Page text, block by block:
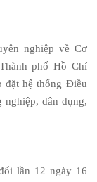
nghiệp về Cơ
phố Hồ Chí
đặt hệ thống Điều
dân dụng,
lần 12 ngày 16